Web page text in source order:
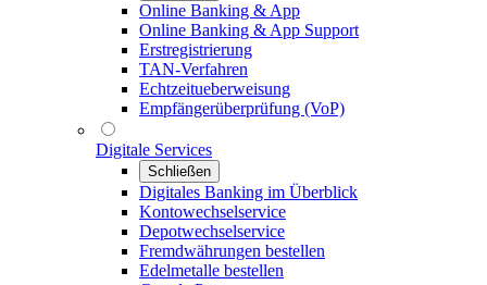
Online Banking & App
Online Banking & App Support
Erstregistrierung
TAN-Verfahren
Echtzeitueberweisung
Empfängerüberprüfung (VoP)
Digitale Services
Schließen
Digitales Banking im Überblick
Kontowechselservice
Depotwechselservice
Fremdwährungen bestellen
Edelmetalle bestellen